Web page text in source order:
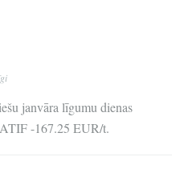
janvāra līgumu dienas
-167.25 EUR/t.